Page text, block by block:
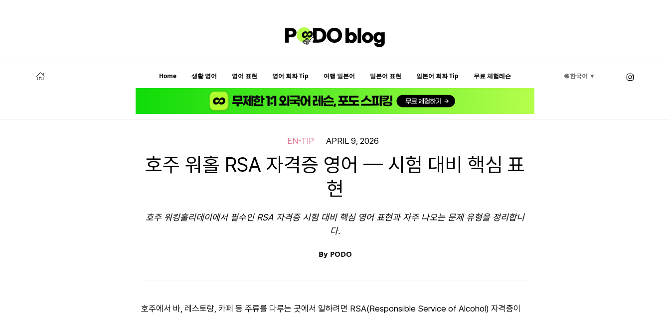
Home 생활 영어 영어 표현 영어 회화 Tip 여행 일본어 일본어 표현 일본어 회화 Tip 무료 체험레슨 🌐 한국어 ▼
EN-TIP APRIL 9, 2026
호주 워홀 RSA 자격증 영어 — 시험 대비 핵심 표
현
호주 워킹홀리데이에서 필수인 RSA 자격증 시험 대비 핵심 영어 표현과 자주 나오는 문제 유형을 정리합니
다.
By PODO
호주에서 바, 레스토랑, 카페 등 주류를 다루는 곳에서 일하려면 RSA(Responsible Service of Alcohol) 자격증이